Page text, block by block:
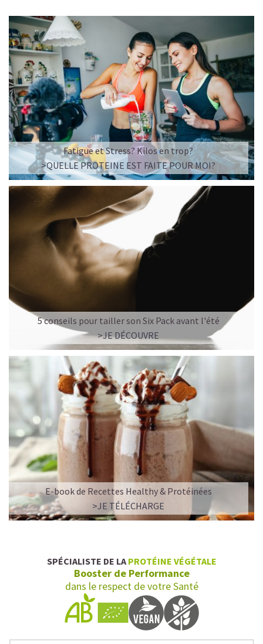
Fatigue et Stress? Kilos en trop?
>QUELLE PROTEINE EST FAITE POUR MOI?
5 conseils pour tailler son Six Pack avant l'été
>JE DÉCOUVRE
E-book de Recettes Healthy & Protéinées
>JE TÉLÉCHARGE
SPÉCIALISTE DE LA PROTÉINE VÉGÉTALE
Booster de Performance
dans le respect de votre Santé